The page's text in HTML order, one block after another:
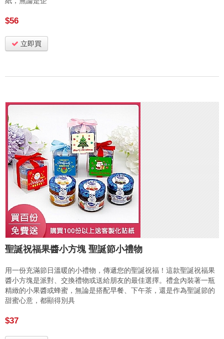
$56
立即買
聖誕祝福果醬小方塊 聖誕節小禮物
用一份充滿節日溫暖的小禮物，傳遞您的聖誕祝福！這款聖誕祝福果
醬小方塊是派對、交換禮物或送給朋友的最佳選擇。禮盒內裝著一瓶
精緻的小果醬或蜂蜜，無論是搭配早餐、下午茶，還是作為聖誕節的
甜蜜心意，都顯得別具
$37